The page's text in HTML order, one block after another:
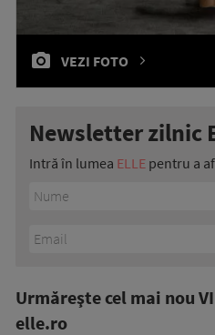
VEZI FOTO
Newsletter zilnic
Intră în lumea ELLE pentru a
Urmăreşte cel mai nou
elle.ro